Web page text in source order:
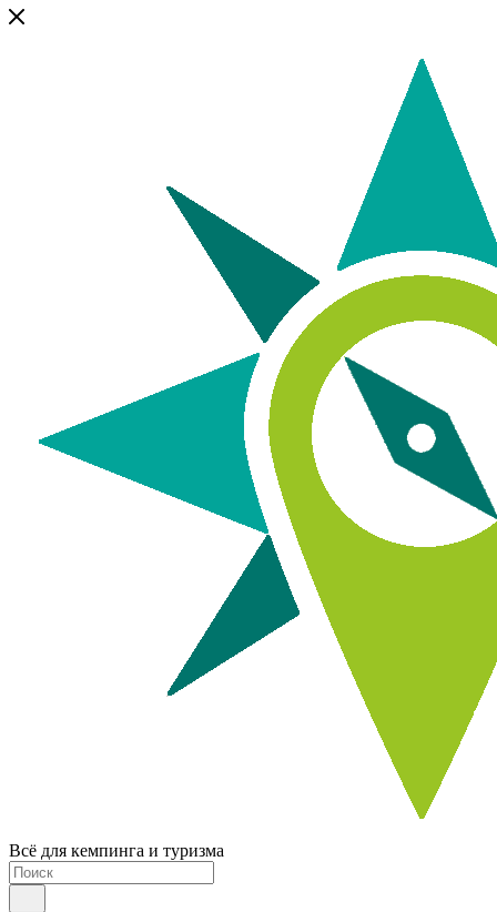
Всё для кемпинга и туризма